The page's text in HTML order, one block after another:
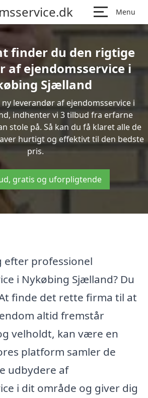
Menu
finder du den rigtige
af ejendomsservice i
Sjælland
leverandør af ejendomsservice i
indhenter vi 3 tilbud fra erfarne
stole på. Så kan du få klaret alle de
hurtigt og effektivt til den bedste
pris.
gratis og uforpligtende
efter professionel
i Nykøbing Sjælland? Du
finde det rette firma til at
altid fremstår
velholdt, kan være en
platform samler de
udbydere af
i dit område og giver dig